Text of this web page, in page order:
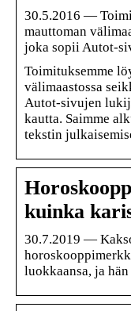
30.5.2016 —
mauttoman
joka sopii Autot-
Toimituksemme
välimaastossa
Autot-sivujen
kautta. Saimme
tekstin
kuinka
30.7.2019 —
luokkaansa, ja